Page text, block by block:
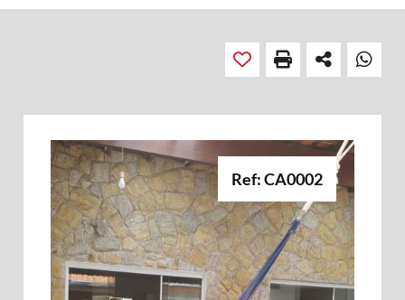
Ref: CA0002